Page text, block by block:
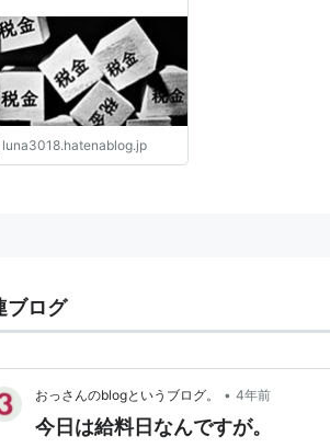
luna3018.hatenablog.jp
ブログ
おっさんのblogというブログ。 • 4年前
今日は給料日なんですが。